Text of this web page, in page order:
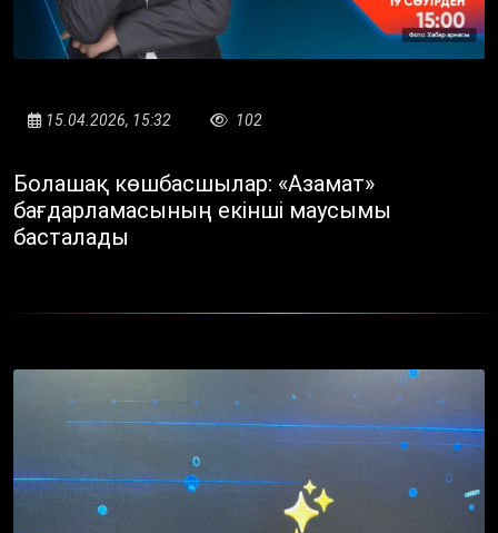
15.04.2026, 15:32 102
Болашақ көшбасшылар: «Азамат»
бағдарламасының екінші маусымы
басталады